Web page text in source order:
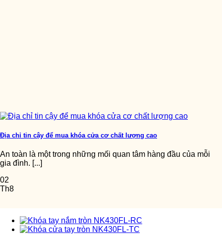
Địa chỉ tin cậy để mua khóa cửa cơ chất lượng cao
An toàn là một trong những mối quan tâm hàng đầu của mỗi
gia đình. [...]
02
Th8